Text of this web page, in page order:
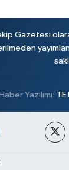
Gazetesi
Haber Yazılımı: TE